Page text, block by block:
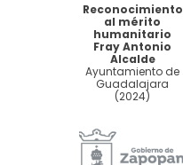
Reconocimiento
al mérito
humanitario
Fray Antonio
Alcalde
Ayuntamiento de
Guadalajara
(2024)